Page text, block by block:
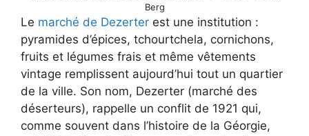
Berg
Le marché de Dezerter est une institution :
pyramides d’épices, tchourtchela, cornichons,
fruits et légumes frais et même vêtements
vintage remplissent aujourd’hui tout un quartier
de la ville. Son nom, Dezerter (marché des
déserteurs), rappelle un conflit de 1921 qui,
comme souvent dans l’histoire de la Géorgie,